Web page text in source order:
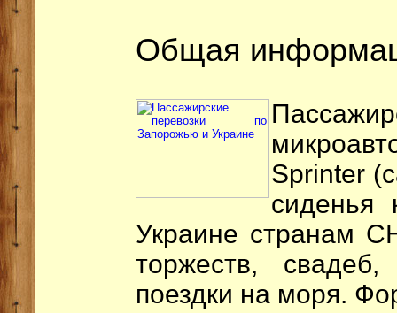
Общая
Sprinter
сиденья
Украине странам
торжеств, свадеб,
поездки на моря.